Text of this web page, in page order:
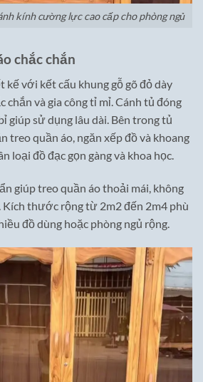
kính cường lực cao cấp cho phòng ngủ
chắc chắn
với kết cấu khung gỗ gõ đỏ dày
chắn và gia công tỉ mỉ. Cánh tủ đóng
giúp sử dụng lâu dài. Bên trong tủ
treo quần áo, ngăn xếp đồ và khoang
loại đồ đạc gọn gàng và khoa học.
giúp treo quần áo thoải mái, không
Kích thước rộng từ 2m2 đến 2m4 phù
đồ dùng hoặc phòng ngủ rộng.